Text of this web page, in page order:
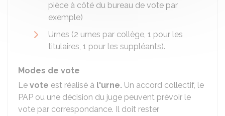
pièce à côté du bureau de vote par
exemple)
Urnes (2 urnes par collège, 1 pour les
titulaires, 1 pour les suppléants).
Modes de vote
Le vote est réalisé à l'urne. Un accord collectif, le
PAP ou une décision du juge peuvent prévoir le
vote par correspondance. Il doit rester